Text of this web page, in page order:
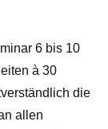
6 bis 10
à 30
die
allen